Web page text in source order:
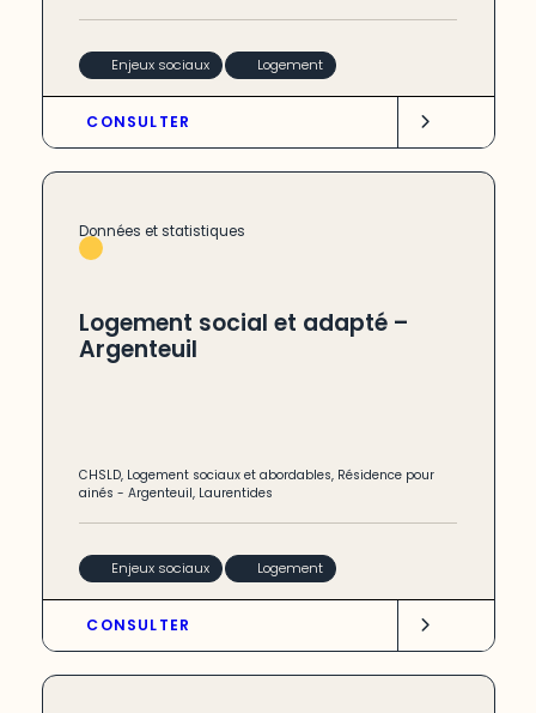
Enjeux sociaux Logement
CONSULTER
Données et statistiques
Logement social et adapté –
Argenteuil
CHSLD, Logement sociaux et abordables, Résidence pour
ainés -Argenteuil, Laurentides
Enjeux sociaux Logement
CONSULTER